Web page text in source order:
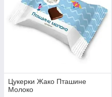
Цукерки Жако Пташине
Молоко